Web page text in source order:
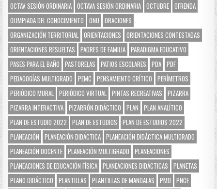
OCTAV SESIÓN ORDINARIA OCTAVA SESIÓN ORDINARIA OCTUBRE OFRENDA
OLIMPIADA DEL CONOCIMIENTO
ONU
ORACIONES
ORGANIZACIÓN TERRITORIAL
ORIENTACIONES
ORIENTACIONES CONTESTADAS
ORIENTACIONES RESUELTAS
PADRES DE FAMILIA PARADIGMA EDUCATIVO
PASES PARA EL BAÑO
PASTORELAS PATIOS ESCOLARES PDA PDF
PEDAGOGÍAS MULTIGRADO
PEMC PENSAMIENTO CRÍTICO
PERÍMETROS
PERIÓDICO MURAL
PERIÓDICO VIRTUAL PINTAS RECREATIVAS
PIZARRA
PIZARRA INTERACTIVA PIZARRÓN DIDÁCTICO PLAN
PLAN ANALÍTICO
PLAN DE ESTUDIO 2022
PLAN DE ESTUDIOS
PLAN DE ESTUDIOS 2022
PLANEACIÓN
PLANEACIÓN DIDÁCTICA PLANEACIÓN DIDÁCTICA MULTIGRADO
PLANEACIÓN DOCENTE PLANEACIÓN MULTIGRADO
PLANEACIONES
PLANEACIONES DE EDUCACIÓN FÍSICA PLANEACIONES DIDÁCTICAS
PLANETAS
PLANO DIDÁCTICO
PLANTILLAS PLANTILLAS DE MANDALAS PMD
PNCE